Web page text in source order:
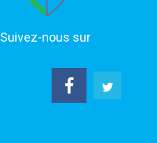
Suivez-nous sur